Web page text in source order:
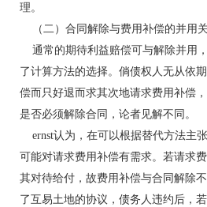
理。
（二）合同解除与费用补偿的并用
通常的期待利益赔偿可与解除并用
了计算方法的选择。倘债权人无从依
偿而只好退而求其次地请求费用补偿
是否必须解除合同，论者见解不同。
ernst认为，在可以根据替代方法主
可能对请求费用补偿有需求。若请求
其对待给付，故费用补偿与合同解除
了互易土地的协议，债务人违约后，